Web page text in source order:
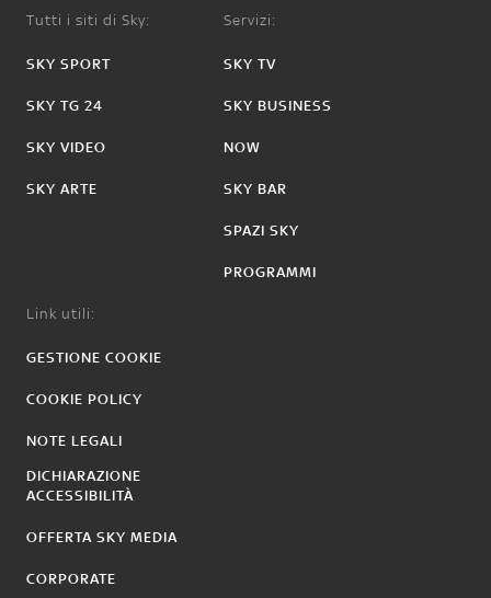
Tutti i siti di Sky:
SKY SPORT
SKY TG 24
SKY VIDEO
SKY ARTE
Servizi:
SKY TV
SKY BUSINESS
NOW
SKY BAR
SPAZI SKY
PROGRAMMI
Link utili:
GESTIONE COOKIE
COOKIE POLICY
NOTE LEGALI
DICHIARAZIONE
ACCESSIBILITÀ
OFFERTA SKY MEDIA
CORPORATE